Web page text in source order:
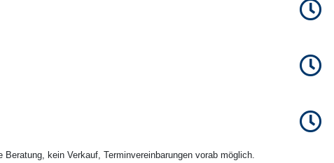
kein Verkauf, Terminvereinbarungen vorab möglich.